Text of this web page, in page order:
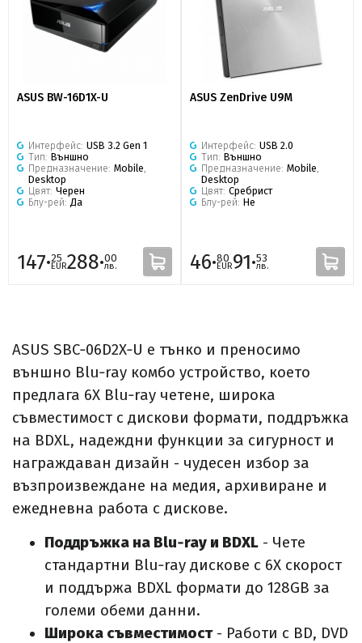
ASUS BW-16D1X-U
Интерфейс: USB 3.2 Gen 1
Тип: Външно
Предназначение: Mobile,
Desktop
Цвят: Черен
Блу-рей: Да
147·25
EUR288·00
лв.
ASUS ZenDrive U9M
Интерфейс: USB 2.0
Тип: Външно
Предназначение: Mobile,
Desktop
Цвят: Сребрист
Блу-рей: Не
46·80
EUR91·53
лв.
ASUS SBC‑06D2X‑U е тънко и преносимо
външно Blu‑ray комбо устройство, което
предлага 6X Blu‑ray четене, широка
съвместимост с дискови формати, поддръжка
на BDXL, надеждни функции за сигурност и
награждаван дизайн - чудесен избор за
възпроизвеждане на медия, архивиране и
ежедневна работа с дискове.
Поддръжка на Blu‑ray и BDXL - Чете
стандартни Blu‑ray дискове с 6X скорост
и поддържа BDXL формати до 128GB за
големи обеми данни.
Широка съвместимост- Работи с BD, DVD